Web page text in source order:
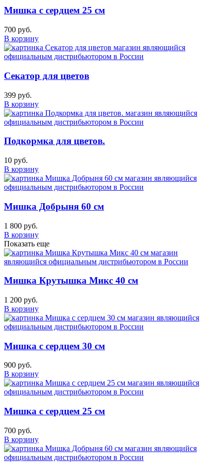
Мишка с сердцем 25 см
700 руб.
В корзину
Секатор для цветов
399 руб.
В корзину
Подкормка для цветов.
10 руб.
В корзину
Мишка Добрыня 60 см
1 800 руб.
В корзину
Показать еще
Мишка Крутышка Микс 40 см
1 200 руб.
В корзину
Мишка с сердцем 30 см
900 руб.
В корзину
Мишка с сердцем 25 см
700 руб.
В корзину